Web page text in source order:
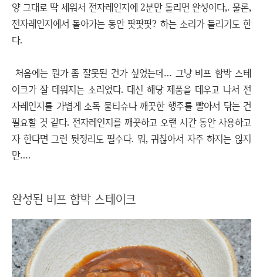
양 그대로 딱 세워서 전자레인지에 2분만 돌리면 완성이다,. 물론,
전자레인지에서 돌아가는 동안 팟팟팟? 하는 소리가 들리기도 한
다.
처음에는 뭔가 좀 잘못된 건가 싶었는데… 그냥 비프 함박 스테
이크가 잘 데워지는 소리였다. 대신 해당 제품을 데우고 나서 전
자레인지를 가볍게 소독 물티슈나 깨끗한 행주를 빨아서 닦는 건
필요할 것 같다. 전자레인지를 깨끗하고 오랜 시간 동안 사용하고
자 한다면 그런 뒷정리도 필수다. 뭐, 귀찮아서 자주 하지는 않지
만….
완성된 비프 함박 스테이크